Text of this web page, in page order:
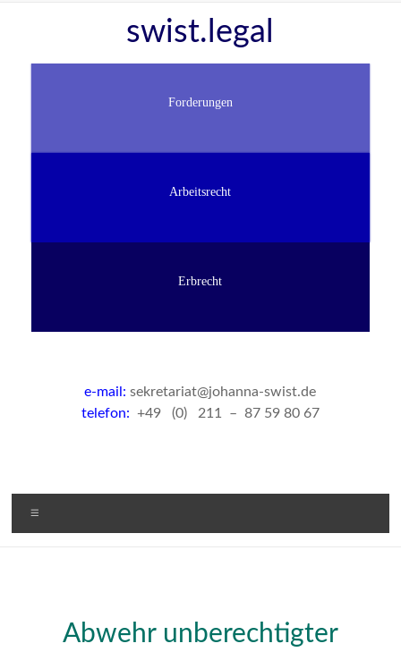
swist.legal
Forderungen
Arbeitsrecht
Erbrecht
e-mail: sekretariat@johanna-swist.de
telefon: +49 (0) 211 – 87 59 80 67
Abwehr unberechtigter